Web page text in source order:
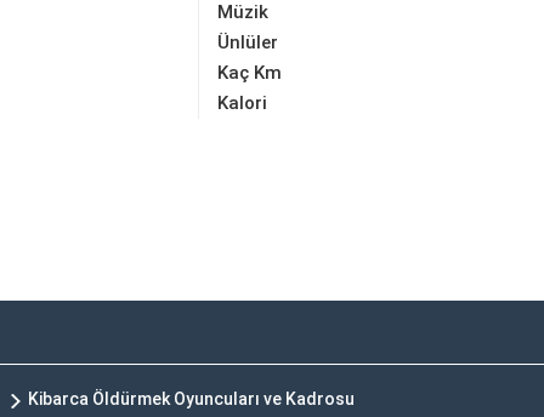
Müzik
Ünlüler
Kaç Km
Kalori
Kibarca Öldürmek Oyuncuları ve Kadrosu